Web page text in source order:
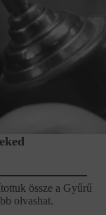
össze a Gyűrű
olvashat.